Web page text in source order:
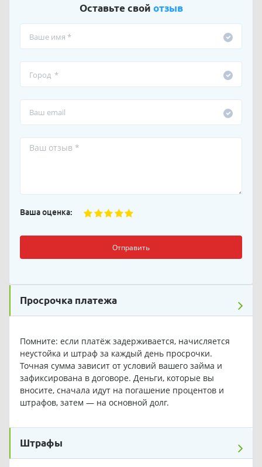
Оставьте свой отзыв
Ваша оценка:
Отправить
Просрочка платежа
Помните: если платёж задерживается, начисляется
неустойка и штраф за каждый день просрочки.
Точная сумма зависит от условий вашего займа и
зафиксирована в договоре. Деньги, которые вы
вносите, сначала идут на погашение процентов и
штрафов, затем — на основной долг.
Штрафы